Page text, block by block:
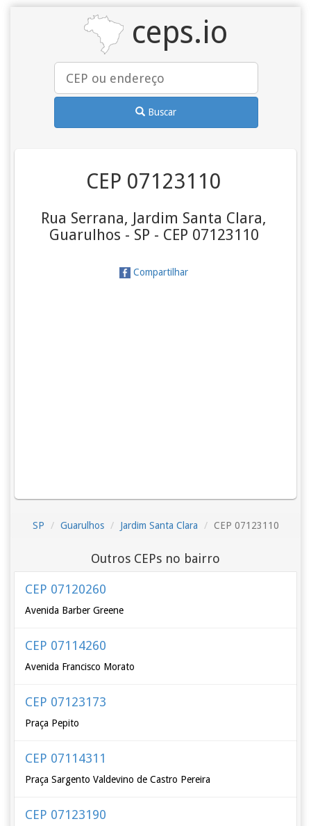
ceps.io
Buscar
CEP 07123110
Rua Serrana, Jardim Santa Clara,
Guarulhos - SP - CEP 07123110
Compartilhar
SP Guarulhos Jardim Santa Clara CEP 07123110
Outros CEPs no bairro
CEP 07120260
Avenida Barber Greene
CEP 07114260
Avenida Francisco Morato
CEP 07123173
Praça Pepito
CEP 07114311
Praça Sargento Valdevino de Castro Pereira
CEP 07123190